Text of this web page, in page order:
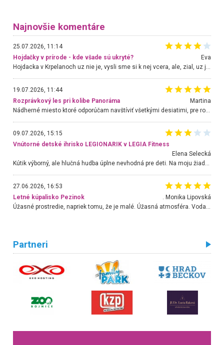
Najnovšie komentáre
25.07.2026, 11:14
Hojdačky v prírode - kde všade sú ukryté?
Eva
Hojdacka v Krpelanoch uz nie je, vysli sme si k nej vcera, ale, zial, uz je znicena. Ak sem planujete cestu len kvoli hojdacke, mozete si ju usetrit. Krasny vyhlad je tu vsak aj bez hojdacky :-)
19.07.2026, 11:44
Rozprávkový les pri kolibe Panoráma
Martina
Nádherné miesto ktoré odporúčam navštíviť všetkými desiatimi, pre rodiny s deťmi, dôchodcom... Proste a jednoducho ozaj rozprávkový les.. určite ešte prídeme. Odniesli sme si na pamiatku krásne tričká,
09.07.2026, 15:15
Vnútorné detské ihrisko LEGIONARIK v LEGIA Fitness
Elena Selecká
Kútik výborný, ale hlučná hudba úplne nevhodná pre deti. Na moju žiadosť o aspoň sušenie nereagovali.
27.06.2026, 16:53
Letné kúpalisko Pezinok
. Monika Lipovská
Partneri